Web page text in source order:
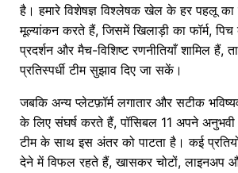
है। हमारे विशेषज्ञ विश्लेषक खेल के हर पहलू का
मूल्यांकन करते हैं, जिसमें खिलाड़ी का फॉर्म, पिच
प्रदर्शन और मैच-विशिष्ट रणनीतियाँ शामिल
प्रतिस्पर्धी टीम सुझाव दिए जा सकें।
जबकि अन्य प्लेटफ़ॉर्म लगातार और सटीक
के लिए संघर्ष करते हैं, पॉसिबल 11 अपने अनुभवी
टीम के साथ इस अंतर को पाटता है। कई
देने में विफल रहते हैं, खासकर चोटों, लाइनअप